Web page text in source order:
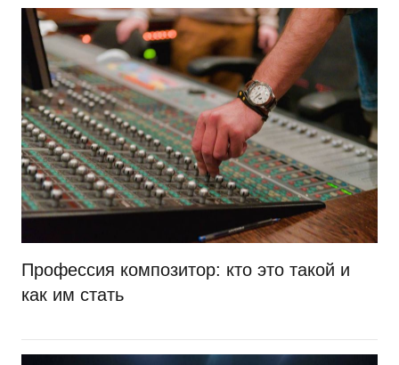
Профессия композитор: кто это такой и
как им стать